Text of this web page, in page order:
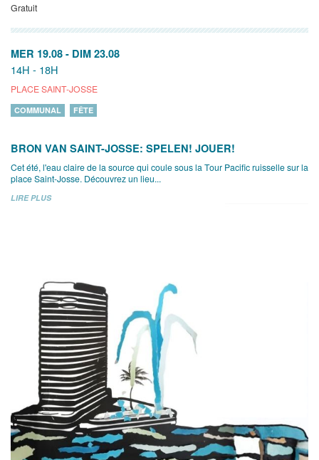
Gratuit
MER 19.08 - DIM 23.08
14H - 18H
PLACE SAINT-JOSSE
COMMUNAL FÊTE
BRON VAN SAINT-JOSSE: SPELEN! JOUER!
Cet été, l'eau claire de la source qui coule sous la Tour Pacific ruisselle sur la
place Saint-Josse. Découvrez un lieu...
LIRE PLUS